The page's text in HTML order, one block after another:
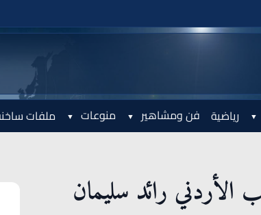
رياضية فن ومشاهير منوعات ملفات
رائد سليمان